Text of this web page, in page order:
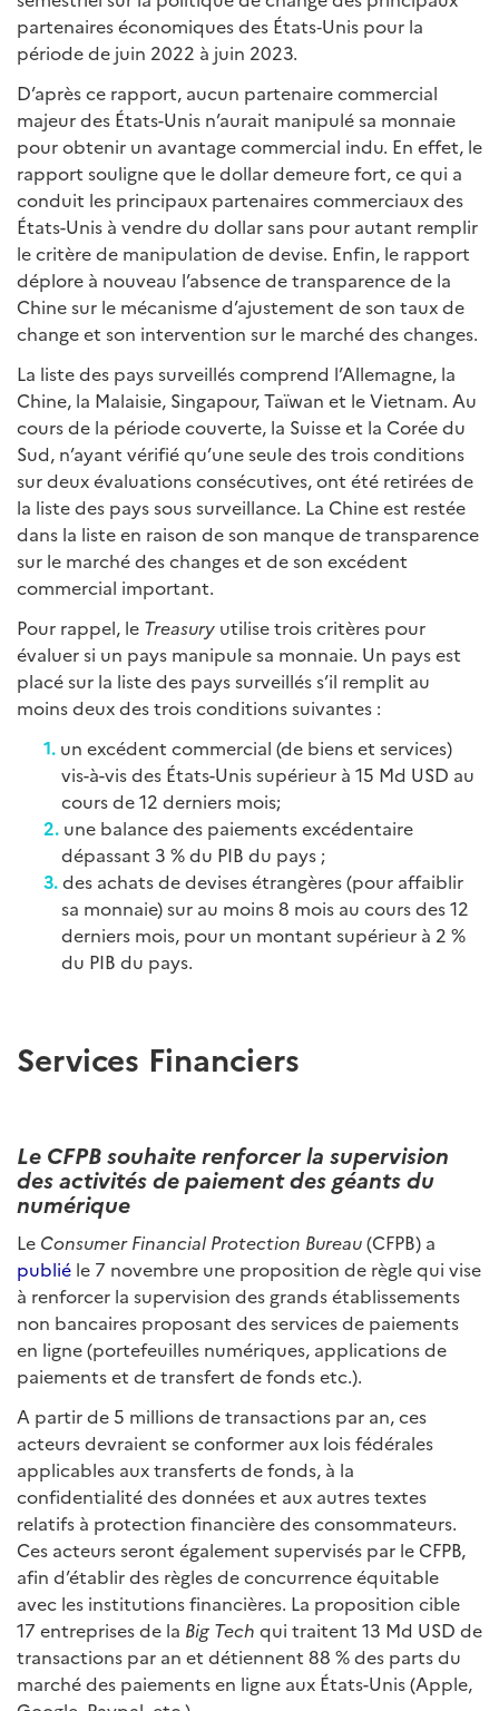
partenaires économiques des États‑Unis pour la
période de juin 2022 à juin 2023.
D’après ce rapport, aucun partenaire commercial
majeur des États-Unis n’aurait manipulé sa monnaie
pour obtenir un avantage commercial indu. En effet, le
rapport souligne que le dollar demeure fort, ce qui a
conduit les principaux partenaires commerciaux des
États-Unis à vendre du dollar sans pour autant remplir
le critère de manipulation de devise. Enfin, le rapport
déplore à nouveau l’absence de transparence de la
Chine sur le mécanisme d’ajustement de son taux de
change et son intervention sur le marché des changes.
La liste des pays surveillés comprend l’Allemagne, la
Chine, la Malaisie, Singapour, Taïwan et le Vietnam. Au
cours de la période couverte, la Suisse et la Corée du
Sud, n’ayant vérifié qu’une seule des trois conditions
sur deux évaluations consécutives, ont été retirées de
la liste des pays sous surveillance. La Chine est restée
dans la liste en raison de son manque de transparence
sur le marché des changes et de son excédent
commercial important.
Pour rappel, le Treasury utilise trois critères pour
évaluer si un pays manipule sa monnaie. Un pays est
placé sur la liste des pays surveillés s’il remplit au
moins deux des trois conditions suivantes :
un excédent commercial (de biens et services)
vis-à-vis des États-Unis supérieur à 15 Md USD au
cours de 12 derniers mois;
une balance des paiements excédentaire
dépassant 3 % du PIB du pays ;
des achats de devises étrangères (pour affaiblir
sa monnaie) sur au moins 8 mois au cours des 12
derniers mois, pour un montant supérieur à 2 %
du PIB du pays.
Services Financiers
Le CFPB souhaite renforcer la supervision
des activités de paiement des géants du
numérique
Le Consumer Financial Protection Bureau(CFPB) a
publié le 7 novembre une proposition de règle qui vise
à renforcer la supervision des grands établissements
non bancaires proposant des services de paiements
en ligne (portefeuilles numériques, applications de
paiements et de transfert de fonds etc.).
A partir de 5 millions de transactions par an, ces
acteurs devraient se conformer aux lois fédérales
applicables aux transferts de fonds, à la
confidentialité des données et aux autres textes
relatifs à protection financière des consommateurs.
Ces acteurs seront également supervisés par le CFPB,
afin d’établir des règles de concurrence équitable
avec les institutions financières. La proposition cible
17 entreprises de la Big Tech qui traitent 13 Md USD de
transactions par an et détiennent 88 % des parts du
marché des paiements en ligne aux États-Unis (Apple,